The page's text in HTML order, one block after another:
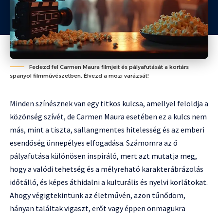
Fedezd fel Carmen Maura filmjeit és pályafutását a kortárs
spanyol filmművészetben. Élvezd a mozi varázsát!
Minden színésznek van egy titkos kulcsa, amellyel feloldja a
közönség szívét, de Carmen Maura esetében ez a kulcs nem
más, mint a tiszta, sallangmentes hitelesség és az emberi
esendőség ünnepélyes elfogadása. Számomra az ő
pályafutása különösen inspiráló, mert azt mutatja meg,
hogy a valódi tehetség és a mélyreható karakterábrázolás
időtálló, és képes áthidalni a kulturális és nyelvi korlátokat.
Ahogy végigtekintünk az életművén, azon tűnődöm,
hányan találtak vigaszt, erőt vagy éppen önmagukra